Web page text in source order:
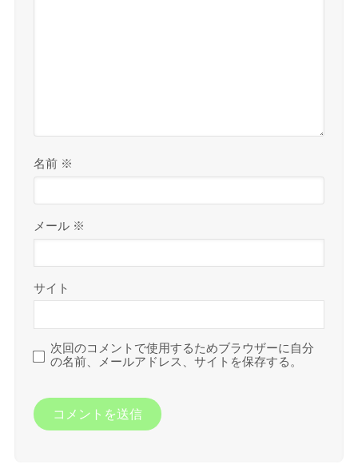
名前 ※
メール ※
サイト
次回のコメントで使用するためブラウザーに自分
の名前、メールアドレス、サイトを保存する。